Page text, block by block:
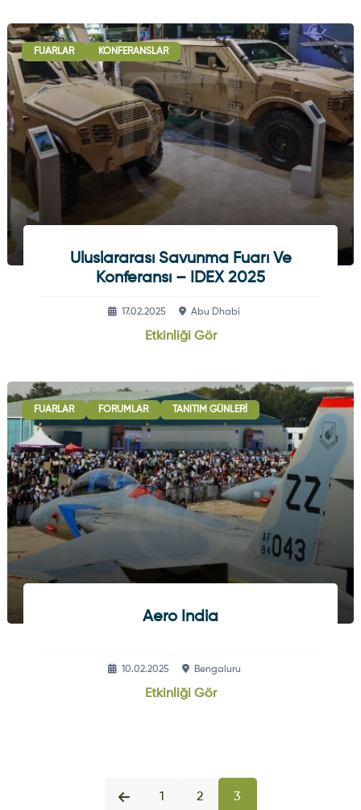
FUARLAR KONFERANSLAR
Uluslararası Savunma Fuarı Ve
Konferansı – IDEX 2025
17.02.2025 Abu Dhabi
Etkinliği Gör
FUARLAR FORUMLAR TANITIM GÜNLERI
Aero India
10.02.2025 Bengaluru
Etkinliği Gör
1 2 3